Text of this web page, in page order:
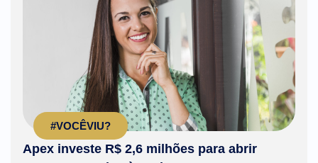
#VOCÊVIU?
Apex investe R$ 2,6 milhões para abrir